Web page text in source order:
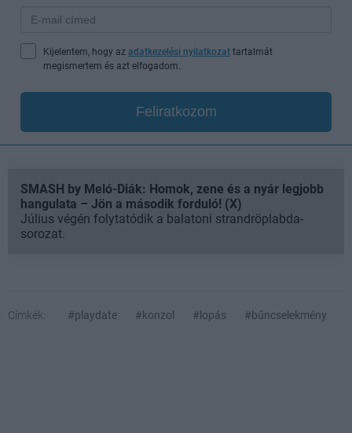
Kijelentem, hogy az adatkezelési nyilatkozat tartalmát
megismertem és azt elfogadom.
Feliratkozom
SMASH by Meló-Diák: Homok, zene és a nyár legjobb
hangulata – Jön a második forduló! (X)
Július végén folytatódik a balatoni strandröplabda-
sorozat.
Címkék: #playdate #konzol #lopás #bűncselekmény